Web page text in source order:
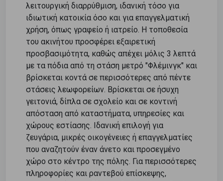
λειτουργική διαρρύθμιση, ιδανική τόσο για
ιδιωτική κατοικία όσο και για επαγγελματική
χρήση, όπως γραφείο ή ιατρείο. Η τοποθεσία
του ακινήτου προσφέρει εξαιρετική
προσβασιμότητα, καθώς απέχει μόλις 3 λεπτά
με τα πόδια από τη στάση μετρό "Φλέμινγκ" και
βρίσκεται κοντά σε περισσότερες από πέντε
στάσεις λεωφορείων. Βρίσκεται σε ήσυχη
γειτονιά, δίπλα σε σχολείο και σε κοντινή
απόσταση από καταστήματα, υπηρεσίες και
χώρους εστίασης. Ιδανική επιλογή για
ζευγάρια, μικρές οικογένειες ή επαγγελματίες
που αναζητούν έναν άνετο και προσεγμένο
χώρο στο κέντρο της πόλης. Για περισσότερες
πληροφορίες και ραντεβού επίσκεψης,